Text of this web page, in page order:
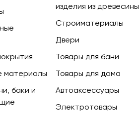
материалы
баки и
изделия из древесины
Стройматериалы
Двери
Товары для бани
Товары для дома
Автоаксессуары
Электротовары